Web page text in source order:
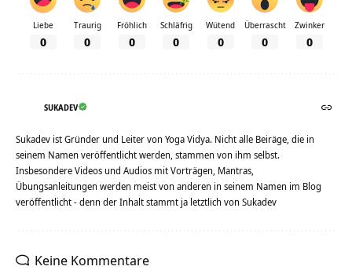
Liebe
0
Traurig
0
Fröhlich
0
Schläfrig
0
Wütend
0
Überrascht
0
Zwinker
0
SUKADEV
Sukadev ist Gründer und Leiter von Yoga Vidya. Nicht alle Beiräge, die in
seinem Namen veröffentlicht werden, stammen von ihm selbst.
Insbesondere Videos und Audios mit Vorträgen, Mantras,
Übungsanleitungen werden meist von anderen in seinem Namen im Blog
veröffentlicht - denn der Inhalt stammt ja letztlich von Sukadev
Keine Kommentare